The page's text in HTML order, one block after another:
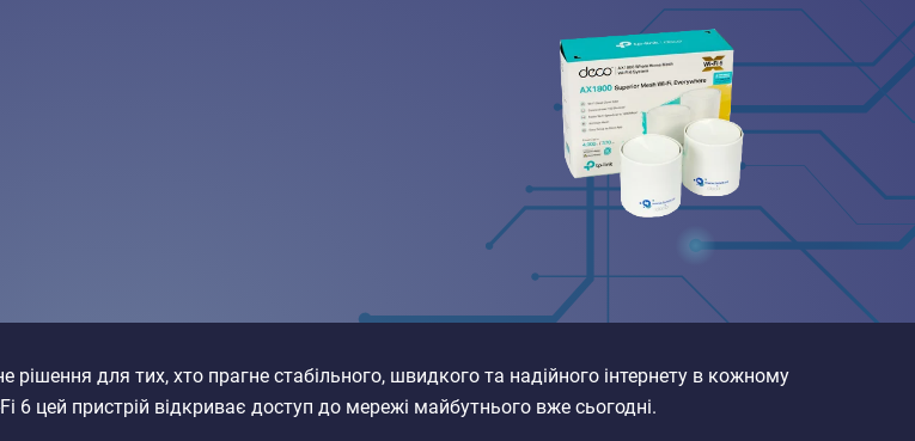
для тих, хто прагне стабільного, швидкого та надійного інтернету в кожному
6 цей пристрій відкриває доступ до мережі майбутнього вже сьогодні.